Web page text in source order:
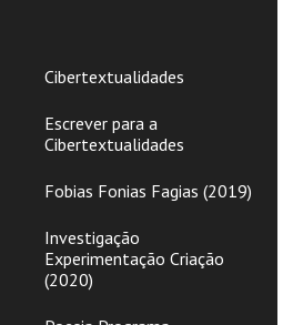
Cibertextualidades
Escrever para a
Cibertextualidades
Fobias Fonias Fagias (2019)
Investigação
Experimentação Criação
(2020)